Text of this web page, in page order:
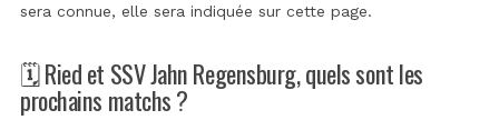
sera connue, elle sera indiquée sur cette page.
🗓️ Ried et SSV Jahn Regensburg, quels sont les
prochains matchs ?